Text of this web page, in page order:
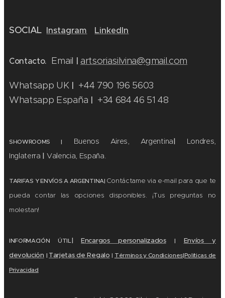
SOCIAL Instagram LinkedIn
Contacto. Email artsoriasilvina@gmail.com
Whatsapp UK
+44 790 196 5603
Whatsapp España
+34 684 46 51 48
SHOWROOMS| Buenos Aires, Argentina
Londres,
Inglaterra
Valencia, España.
TARIFAS Y ENVÍOS A ARGENTINA| Contáctame via e-mail para que te
pueda contar las opciones disponibles. ¡Tus preguntas no
molestan!
INFORMACIÓN ÚTIL| Encargos personalizados | Envíos y
devolución | Tarjetas de Regalo Términos y Condiciones|Políticas de
Privacidad